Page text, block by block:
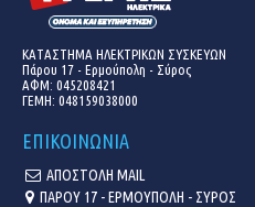
ΚΑΤΑΣΤΗΜΑ ΗΛΕΚΤΡΙΚΩΝ ΣΥΣΚΕΥΩΝ
Πάρου 17 - Ερμούπολη - Σύρος
ΑΦΜ: 045208421
ΓΕΜΗ: 048159038000
ΕΠΙΚΟΙΝΩΝΙΑ
ΑΠΟΣΤΟΛΗ MAIL
ΠΑΡΟΥ 17 - ΕΡΜΟΥΠΟΛΗ - ΣΥΡΟΣ